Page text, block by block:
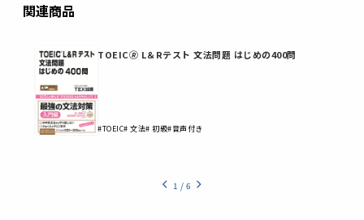
関連商品
TOEIC🄬 L＆Rテスト 文法問題 はじめの400問
#TOEIC# 文法# 初級#音声付き
1 / 6